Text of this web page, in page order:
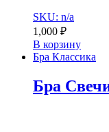
SKU: n/a
1,000 ₽
В корзину
Бра Классика
Бра